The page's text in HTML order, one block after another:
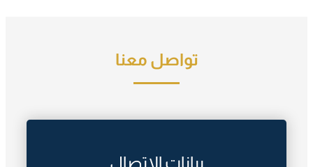
بيانات الاتصال
تواصل معنا